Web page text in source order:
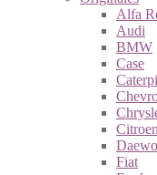
Alfa
Audi
BMW
Case
Citroen
Daewo
Fiat